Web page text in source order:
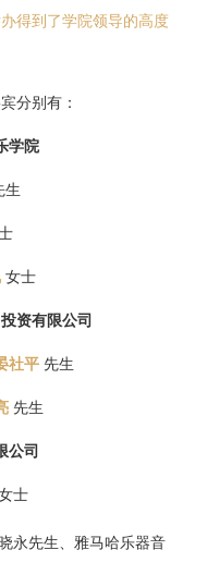
得到了学院领导的高度
分别有：
学院
生
女士
资有限公司
社平 先生
先生
公司
士
永先生、雅马哈乐器音